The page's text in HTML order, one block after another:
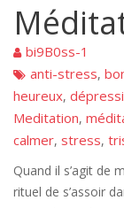
bi9B0ss-1
anti-stress,
heureux,
Meditation,
calmer, stress,
Quand il s’agit de
rituel de s’assoir